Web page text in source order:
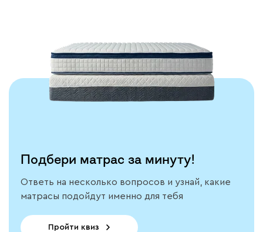
Подбери матрас за минуту!
Ответь на несколько вопросов и узнай, какие
матрасы подойдут именно для тебя
Пройти квиз